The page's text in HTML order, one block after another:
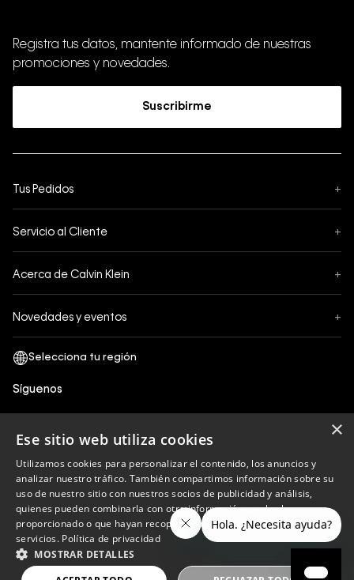
Registra tus datos, mantente informado de nuestras
promociones y novedades.
Suscribirme
Tus Pedidos +
Formas de Pago
Servicio al Cliente +
¿Cómo comprar?
Acerca de Calvin Klein +
Términos y Condiciones
Política de Privacidad y tratamiento de datos personales
Política de Cookies
Libro de reclamaciones
Políticas de recojo en tienda
Novedades y eventos +
Síguenos
Calvin Klein
Copyright © 2023 Calvin Klein peru ®. Todos los
derechos reservados.
×
Ese sitio web utiliza cookies
Utilizamos cookies para personalizar el contenido, los anuncios y
analizar nuestro tráfico. También compartimos información sobre su
uso de nuestro sitio con nuestros socios de publicidad y análisis,
quienes pueden combinarla con otra información que les haya
proporcionado o que hayan recopilado a partir del uso de sus
servicios. Política de privacidad
MOSTRAR DETALLES